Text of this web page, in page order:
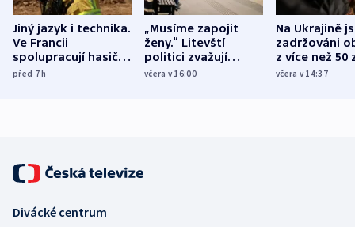
Jiný jazyk i technika.
Ve Francii
spolupracují hasiči z
různých zemí
před 7h
„Musíme zapojit
ženy.“ Litevští
politici zvažují
dohodu o
včera v 16:00
Na Ukrajině
zadržováni
z více než 50
Bojovali na
včera v 14:37
Divácké centrum